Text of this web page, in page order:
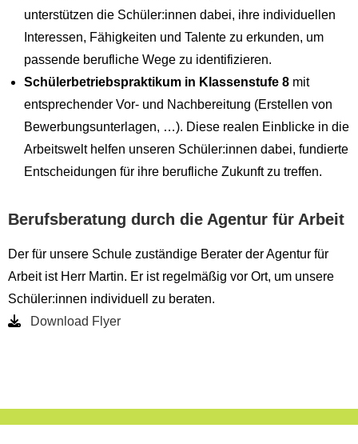
unterstützen die Schüler:innen dabei, ihre individuellen
Interessen, Fähigkeiten und Talente zu erkunden, um
passende berufliche Wege zu identifizieren.
Schülerbetriebspraktikum in Klassenstufe 8 mit
entsprechender Vor- und Nachbereitung (Erstellen von
Bewerbungsunterlagen, …). Diese realen Einblicke in die
Arbeitswelt helfen unseren Schüler:innen dabei, fundierte
Entscheidungen für ihre berufliche Zukunft zu treffen.
Berufsberatung durch die Agentur für Arbeit
Der für unsere Schule zuständige Berater der Agentur für
Arbeit ist Herr Martin. Er ist regelmäßig vor Ort, um unsere
Schüler:innen individuell zu beraten.
Download Flyer